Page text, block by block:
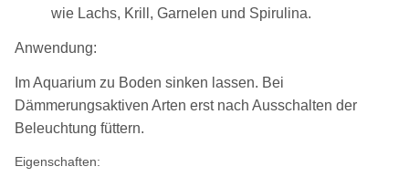
wie Lachs, Krill, Garnelen und Spirulina.
Anwendung:
Im Aquarium zu Boden sinken lassen. Bei
Dämmerungsaktiven Arten erst nach Ausschalten der
Beleuchtung füttern.
Eigenschaften: